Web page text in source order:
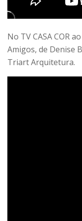
No TV CASA COR
Amigos, de Denise
Triart Arquitetura.